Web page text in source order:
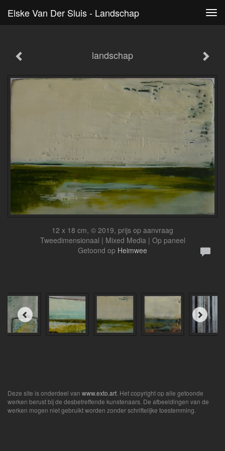
Elske Van Der Sluis - Landschap
landschap
12 x 18 cm, © 2019, prijs op aanvraag
Tweedimensionaal | Mixed Media | Op paneel
Getoond op Heimwee
Deze site is onderdeel van www.exto.art . Het copyright op alle getoonde
werken berust bij de desbetreffende kunstenaars. De afbeeldingen van de
werken mogen niet gebruikt worden zonder schriftelijke toestemming.